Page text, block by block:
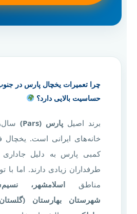
چرا تعمیرات یخچال پارس در
حساسیت بالایی دارد؟
برند اصیل پارس (Pars)
خانه‌های ایرانی است. یخچال
کمبی پارس به دلیل جاداری
طرفداران زیادی دارند. اما
مناطق اسلامشهر،
شهرستان بهارستان